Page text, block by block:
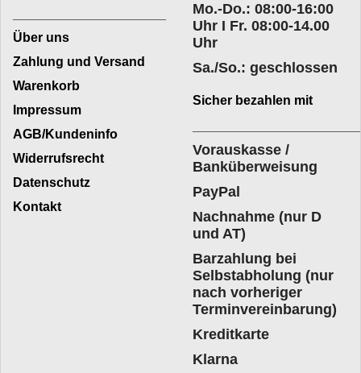
Mo.-Do.: 08:00-16:00
Uhr I Fr. 08:00-14.00
Uhr
Sa./So.: geschlossen
Über uns
Zahlung und Versand
Warenkorb
Impressum
AGB/Kundeninfo
Widerrufsrecht
Datenschutz
Kontakt
Sicher bezahlen mit
Vorauskasse /
Banküberweisung
PayPal
Nachnahme (nur D
und AT)
Barzahlung bei
Selbstabholung (nur
nach vorheriger
Terminvereinbarung)
Kreditkarte
Klarna